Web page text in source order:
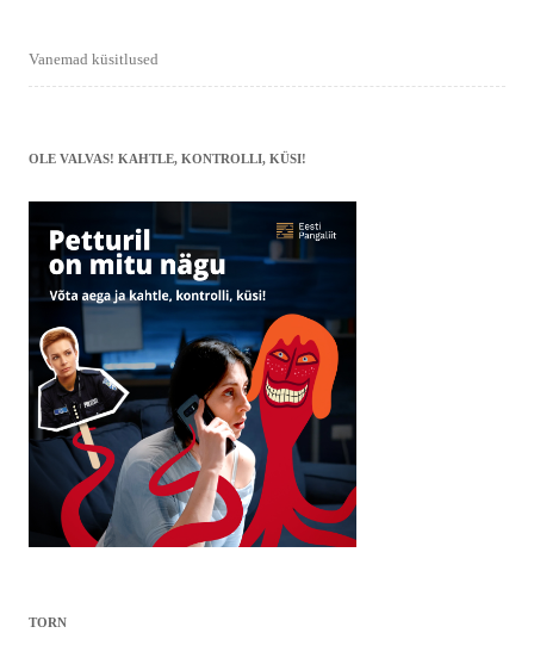
Vanemad küsitlused
OLE VALVAS! KAHTLE, KONTROLLI, KÜSI!
TORN